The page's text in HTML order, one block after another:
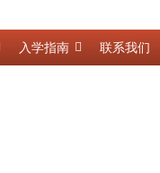
入学指南 联系我们